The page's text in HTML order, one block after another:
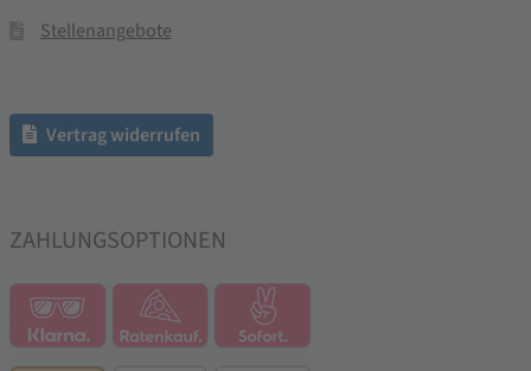
Stellenangebote
Vertrag widerrufen
ZAHLUNGSOPTIONEN